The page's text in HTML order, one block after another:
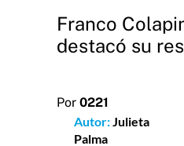
Franco
destacó su
Por 0221
Autor:Julieta
Palma